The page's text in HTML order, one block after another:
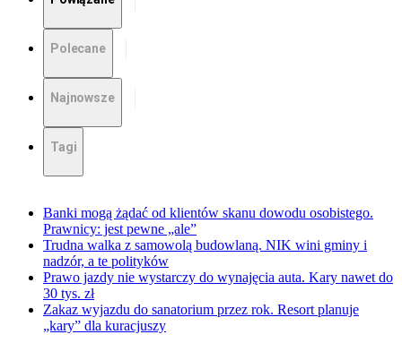
Polecane
Najnowsze
Tagi
Banki mogą żądać od klientów skanu dowodu osobistego.
Prawnicy: jest pewne „ale”
Trudna walka z samowolą budowlaną. NIK wini gminy i
nadzór, a te polityków
Prawo jazdy nie wystarczy do wynajęcia auta. Kary nawet do
30 tys. zł
Zakaz wyjazdu do sanatorium przez rok. Resort planuje
„kary” dla kuracjuszy